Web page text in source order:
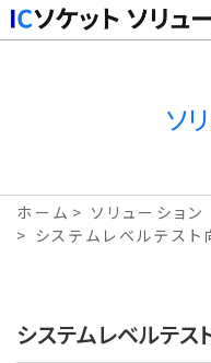
ソ
ホーム
ソリューション
システムレベルテス
システムレベルテス